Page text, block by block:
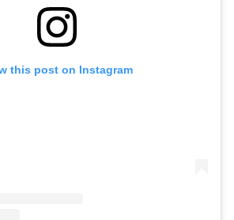
this post on Instagram